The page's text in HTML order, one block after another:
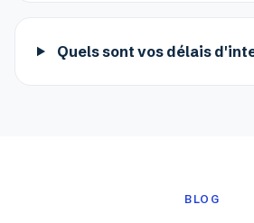
Quels sont vos délais
BLOG